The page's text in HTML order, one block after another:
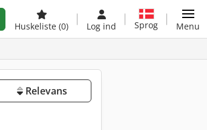
Huskeliste (0) Log ind Sprog Menu
Relevans